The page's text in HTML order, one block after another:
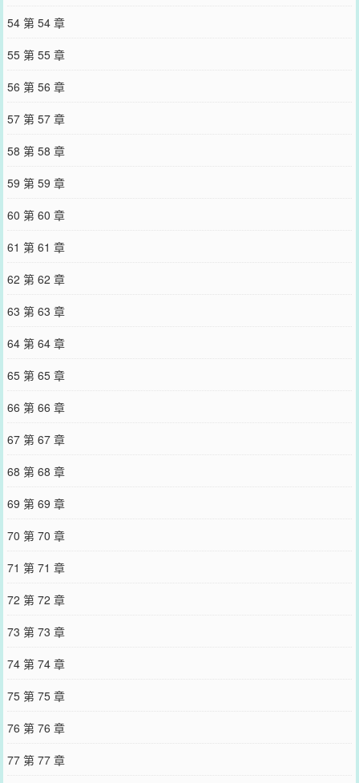
54 第 54 章
55 第 55 章
56 第 56 章
57 第 57 章
58 第 58 章
59 第 59 章
60 第 60 章
61 第 61 章
62 第 62 章
63 第 63 章
64 第 64 章
65 第 65 章
66 第 66 章
67 第 67 章
68 第 68 章
69 第 69 章
70 第 70 章
71 第 71 章
72 第 72 章
73 第 73 章
74 第 74 章
75 第 75 章
76 第 76 章
77 第 77 章